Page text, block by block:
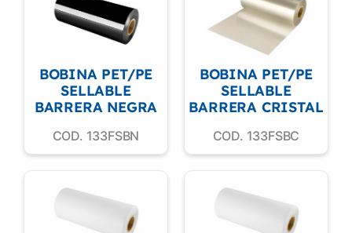
BOBINA PET/PE
SELLABLE
BARRERA NEGRA
COD. 133FSBN
BOBINA PET/PE
SELLABLE
BARRERA CRISTAL
COD. 133FSBC